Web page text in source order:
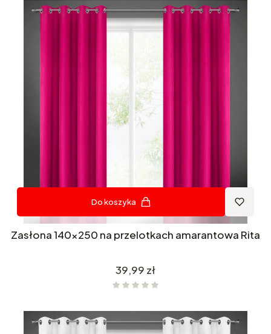
Do koszyka
Zasłona 140x250 na przelotkach amarantowa Rita
Cena
39,99 zł